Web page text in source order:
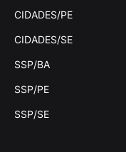
CIDADES/PE
CIDADES/SE
SSP/BA
SSP/PE
SSP/SE